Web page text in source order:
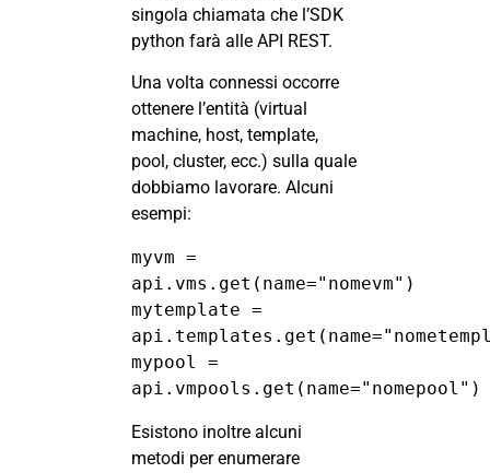
singola chiamata che l’SDK
python farà alle API REST.
Una volta connessi occorre
ottenere l’entità (virtual
machine, host, template,
pool, cluster, ecc.) sulla quale
dobbiamo lavorare. Alcuni
esempi:
myvm =
api.vms.get(name="nomevm")
mytemplate =
mypool =
api.vmpools.get(name="nomepool")
Esistono inoltre alcuni
metodi per enumerare